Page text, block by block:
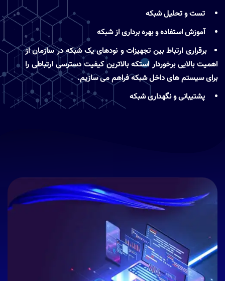
تست و تحلیل شبکه
آموزش استفاده و بهره برداری از شبکه
برقراری ارتباط بین تجهیزات و نودهای یک شبکه در سازمان از
اهمیت بالایی برخوردار استکه بالاترین کیفیت دسترسی ارتباطی را
برای سیستم های داخل شبکه فراهم می سازیم.
پشتیبانی و نگهداری شبکه